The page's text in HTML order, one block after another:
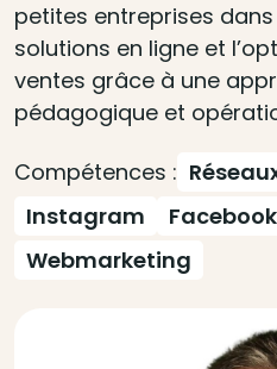
petites entreprises
solutions en ligne et
ventes grâce à une
pédagogique et
Compétences :
Instagram
Webmarketing